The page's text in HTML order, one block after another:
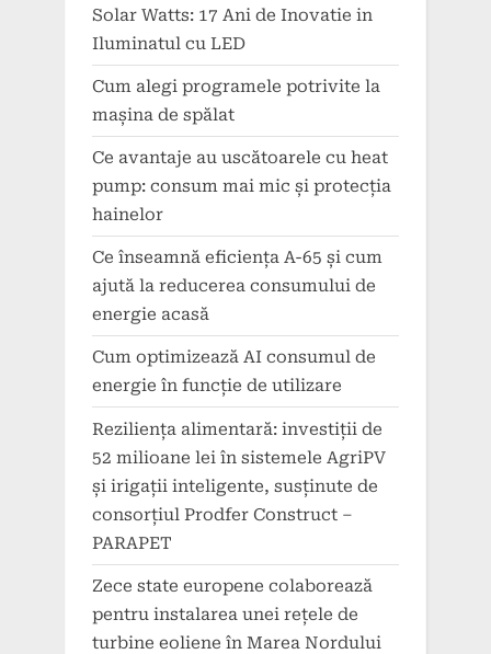
Solar Watts: 17 Ani de Inovatie in
Iluminatul cu LED
Cum alegi programele potrivite la
mașina de spălat
Ce avantaje au uscătoarele cu heat
pump: consum mai mic și protecția
hainelor
Ce înseamnă eficiența A-65 și cum
ajută la reducerea consumului de
energie acasă
Cum optimizează AI consumul de
energie în funcție de utilizare
Reziliența alimentară: investiții de
52 milioane lei în sistemele AgriPV
și irigații inteligente, susținute de
consorțiul Prodfer Construct –
PARAPET
Zece state europene colaborează
pentru instalarea unei rețele de
turbine eoliene în Marea Nordului